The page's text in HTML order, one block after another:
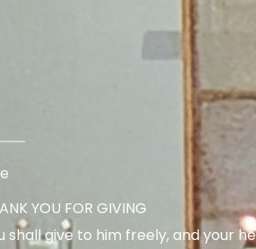
YOU FOR GIVING
shall give to him freely, and your